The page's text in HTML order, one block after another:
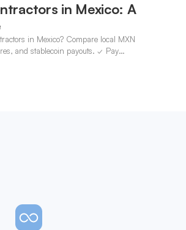
in Mexico: A
in Mexico? Compare local MXN
and stablecoin payouts. ✓ Pay